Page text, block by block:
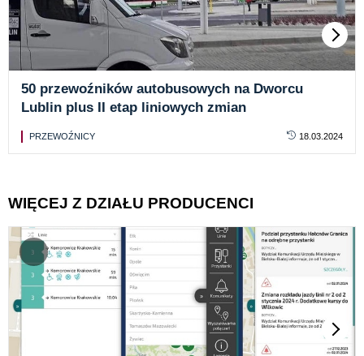
50 przewoźników autobusowych na Dworcu
Lublin plus II etap liniowych zmian
PRZEWOŹNICY 18.03.2024
WIĘCEJ Z DZIAŁU PRODUCENCI